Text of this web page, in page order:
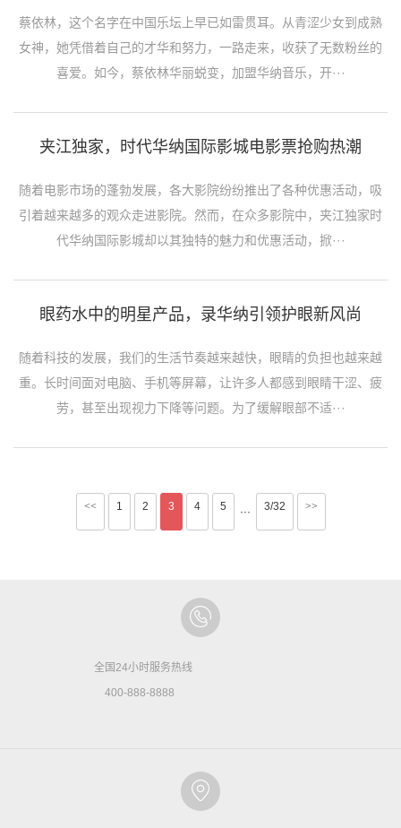
蔡依林，这个名字在中国乐坛上早已如雷贯耳。从青涩少女到成熟
女神，她凭借着自己的才华和努力，一路走来，收获了无数粉丝的
喜爱。如今，蔡依林华丽蜕变，加盟华纳音乐，开···
夹江独家，时代华纳国际影城电影票抢购热潮
随着电影市场的蓬勃发展，各大影院纷纷推出了各种优惠活动，吸
引着越来越多的观众走进影院。然而，在众多影院中，夹江独家时
代华纳国际影城却以其独特的魅力和优惠活动，掀···
眼药水中的明星产品，录华纳引领护眼新风尚
随着科技的发展，我们的生活节奏越来越快，眼睛的负担也越来越
重。长时间面对电脑、手机等屏幕，让许多人都感到眼睛干涩、疲
劳，甚至出现视力下降等问题。为了缓解眼部不适···
<< 1 2 3 4 5 ··· 3/32 >>
全国24小时服务热线
400-888-8888